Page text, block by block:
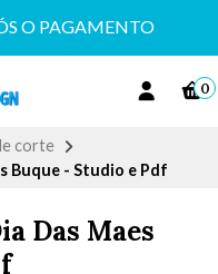
O PAGAMENTO
0
corte
Buque - Studio e Pdf
Das Maes